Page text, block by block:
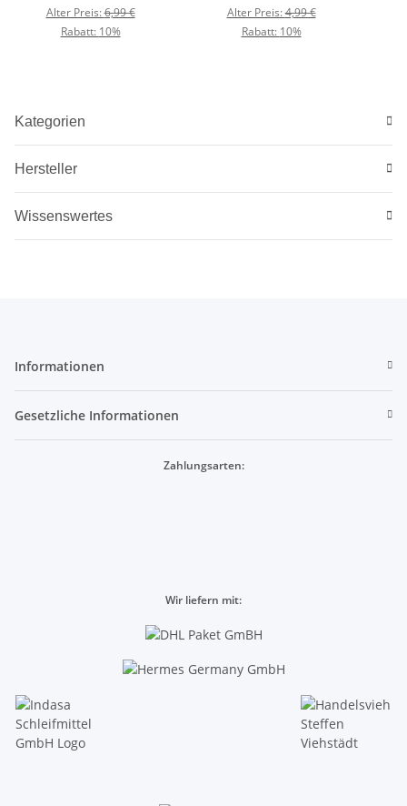
Alter Preis:6,99 €
Rabatt: 10%
Alter Preis:4,99 €
Rabatt: 10%
Kategorien
Hersteller
Wissenswertes
Informationen
Gesetzliche Informationen
Zahlungsarten:
Wir liefern mit: